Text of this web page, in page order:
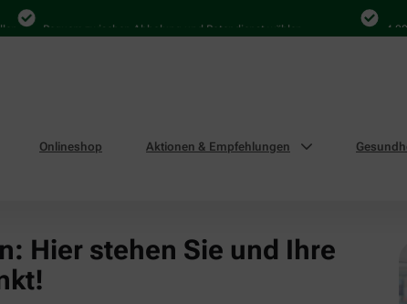
Bequem zwischen Abholung und Botendienst wählen
Onlineshop Aktionen & Empfehlungen
Hier stehen Sie und Ihre